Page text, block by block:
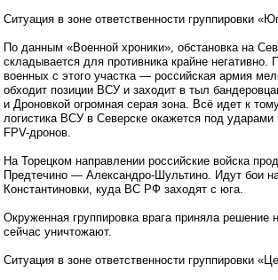
Ситуация в зоне ответственности группировки
По данным «Военной хроники», обстановка на
складывается для противника крайне негативно.
военных с этого участка — российская армия
обходит позиции ВСУ и заходит в тыл
и Дроновкой огромная серая зона. Всё идет к
логистика ВСУ в Северске окажется под ударами
FPV-дронов.
На Торецком направлении российские войска
Предтечино — Александро-Шультино. Идут бои
Константиновки, куда ВС РФ заходят с юга.
Окруженная группировка врага приняла решение
сейчас уничтожают.
Ситуация в зоне ответственности группировки